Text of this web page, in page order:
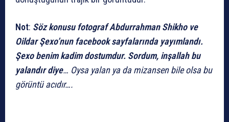
Not: Söz konusu fotograf Abdurrahman Shikho ve
Oildar Şexo’nun facebook sayfalarında yayımlandı.
Şexo benim kadim dostumdur. Sordum, inşallah bu
yalandır diye… Oysa yalan ya da mizansen bile olsa bu
görüntü acıdır….